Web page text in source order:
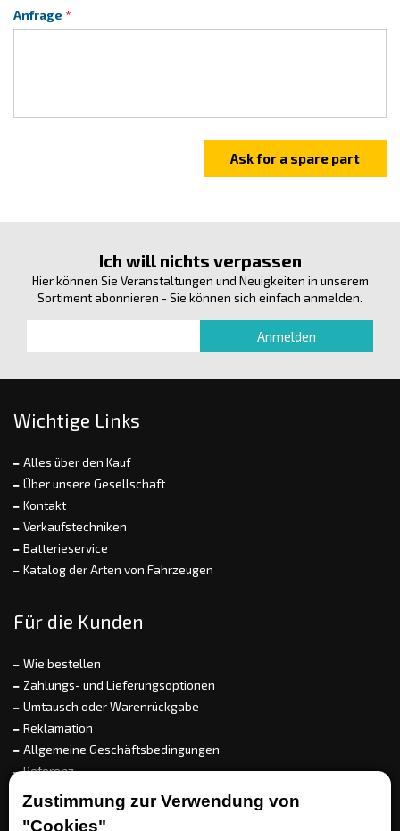
Zustimmung zur Verwendung von
"Cookies"
Anfrage
Ich will nichts verpassen
Hier können Sie Veranstaltungen und Neuigkeiten in unserem
Sortiment abonnieren - Sie können sich einfach anmelden.
Wichtige Links
Alles über den Kauf
Über unsere Gesellschaft
Kontakt
Verkaufstechniken
Batterieservice
Katalog der Arten von Fahrzeugen
Für die Kunden
Wie bestellen
Zahlungs- und Lieferungsoptionen
Umtausch oder Warenrückgabe
Reklamation
Allgemeine Geschäftsbedingungen
Referenz
EET